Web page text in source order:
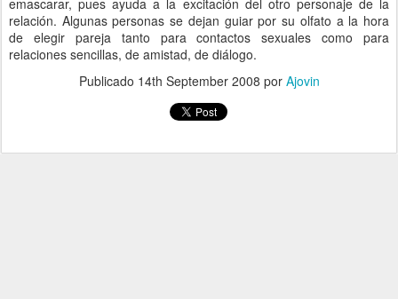
emascarar, pues ayuda a la excitación del otro personaje de la
relación. Algunas personas se dejan guiar por su olfato a la hora
de elegir pareja tanto para contactos sexuales como para
relaciones sencillas, de amistad, de diálogo.
Publicado 14th September 2008 por Ajovin